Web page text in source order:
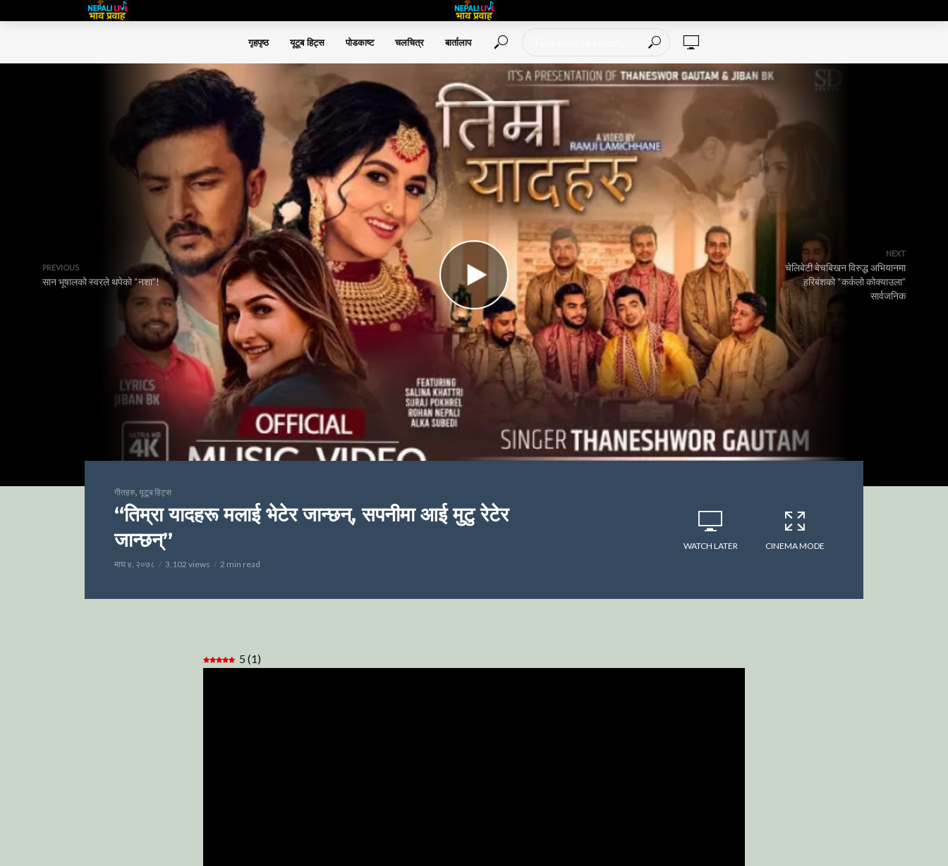
गृहपृष्ठ यूटूब हिट्स पोडकाष्ट चलचित्र बार्तालाप
PREVIOUS
सान भूषालको स्वरले थपेको “नशा”!
NEXT
चेलिबेटी बेचबिखन विरुद्ध अभियानमा
हरिबंशको “कर्कलो कोक्याउला”
सार्वजनिक
गीतहरु, यूटूब हिट्स
“तिम्रा यादहरू मलाई भेटेर जान्छन्, सपनीमा आई मुटु रेटेर
जान्छन्”
माघ ४, २०७८ 3,102 views 2 min read
WATCH LATER CINEMA MODE
5 (1)